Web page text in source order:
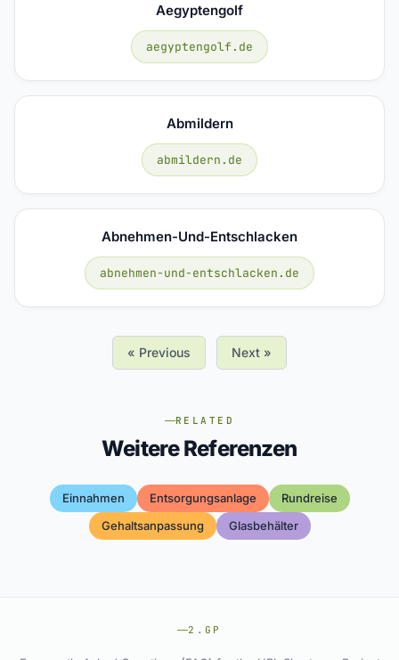
Aegyptengolf
aegyptengolf.de
Abmildern
abmildern.de
Abnehmen-Und-Entschlacken
abnehmen-und-entschlacken.de
« Previous Next »
RELATED
Weitere Referenzen
Einnahmen Entsorgungsanlage
Rundreise
Gehaltsanpassung
Glasbehälter
2.GP